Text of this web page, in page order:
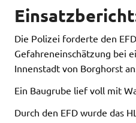
Die Polizei forderte den
Gefahreneinschätzung bei
Innenstadt von Borghorst
Ein Baugrube lief voll mit
Durch den EFD wurde das